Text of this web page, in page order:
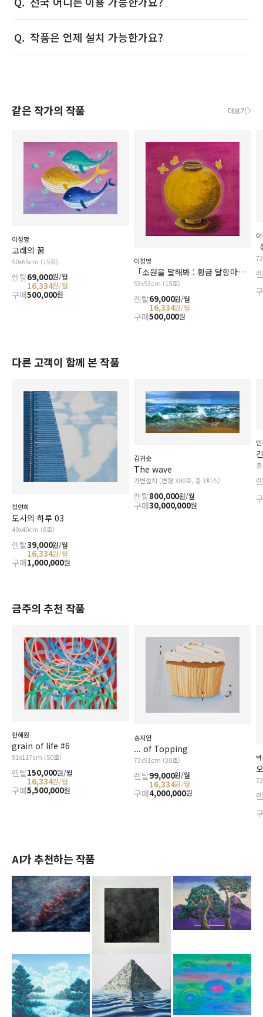
작품은 언제 설치 가능한가요?
같은 작가의 작품 더보기
이정명
고래의 꿈
50x65cm (15호)
렌탈69,000원/월
16,334원/월
구매500,000원
이정명
「소원을 말해봐 : 황금 달항아리」
53x53cm (15호)
렌탈69,000원/월
16,334원/월
구매500,000원
다른 고객이 함께 본 작품
정연희
도시의 하루 03
40x40cm (8호)
렌탈39,000원/월
16,334원/월
구매1,000,000원
김귀순
The wave
가변설치 (변형 300호, 총 3피스)
렌탈800,000원/월
구매30,000,000원
금주의 추천 작품
한혜원
grain of life #6
91x117cm (50호)
렌탈150,000원/월
16,334원/월
구매5,500,000원
송지연
... of Topping
73x91cm (30호)
렌탈99,000원/월
16,334원/월
구매4,000,000원
AI가 추천하는 작품